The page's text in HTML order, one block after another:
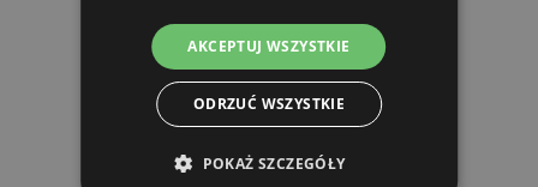
PRODUKTY POWIĄZANE
AKCEPTUJ WSZYSTKIE
ODRZUĆ WSZYSTKIE
POKAŻ SZCZEGÓŁY